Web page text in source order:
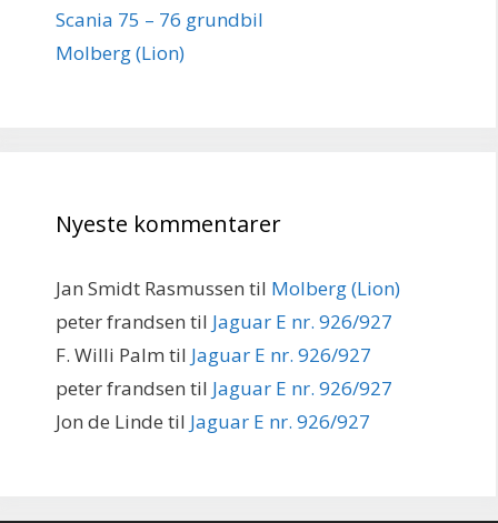
Scania 75 – 76 grundbil
Molberg (Lion)
Nyeste kommentarer
Jan Smidt Rasmussen til Molberg (Lion)
peter frandsen til Jaguar E nr. 926/927
F. Willi Palm til Jaguar E nr. 926/927
peter frandsen til Jaguar E nr. 926/927
Jon de Linde til Jaguar E nr. 926/927